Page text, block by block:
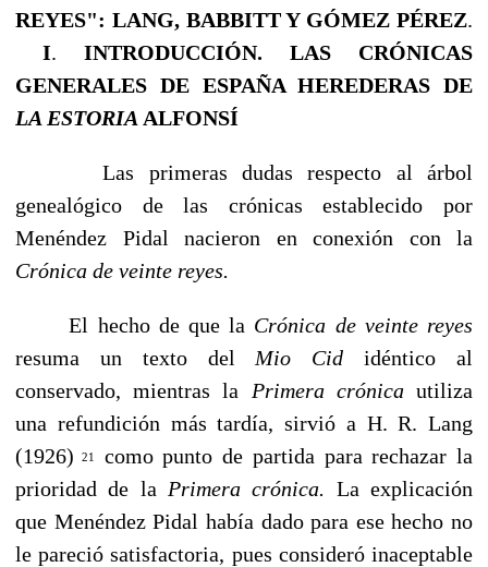
REYES": LANG, BABBITT Y GÓMEZ PÉREZ.
I. INTRODUCCIÓN. LAS CRÓNICAS
GENERALES DE ESPAÑA HEREDERAS DE
LA ESTORIA ALFONSÍ
Las primeras dudas respecto al árbol
genealógico de las crónicas establecido por
Menéndez Pidal nacieron en conexión con la
Crónica de veinte reyes.
El hecho de que la Crónica de veinte reyes
resuma un texto del Mio Cididéntico al
conservado, mientras la Primera crónicautiliza
una refundición más tardía, sirvió a H. R. Lang
(1926) 21
como punto de partida para rechazar la
prioridad de la Primera cró­nica. La explicación
que Menéndez Pidal había dado para ese hecho no
le pareció sa­tisfactoria, pues consideró inaceptable